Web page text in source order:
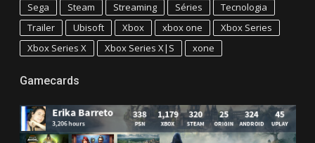
Sega
Steam Streaming Séries
Tecnologia
Trailer
Ubisoft Xbox xbox one
Xbox Series
Xbox Series X
Xbox Series X|S xone
Gamecards